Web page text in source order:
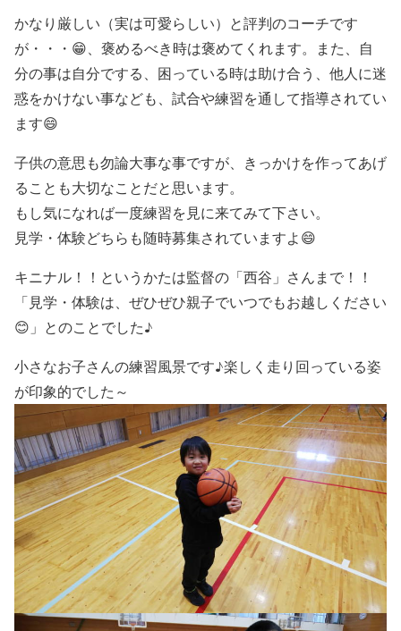
かなり厳しい（実は可愛らしい）と評判のコーチです
が・・・😁、褒めるべき時は褒めてくれます。また、自
分の事は自分でする、困っている時は助け合う、他人に迷
惑をかけない事なども、試合や練習を通して指導されてい
ます😄
子供の意思も勿論大事な事ですが、きっかけを作ってあげ
ることも大切なことだと思います。
もし気になれば一度練習を見に来てみて下さい。
見学・体験どちらも随時募集されていますよ😄
キニナル！！というかたは監督の「西谷」さんまで！！
「見学・体験は、ぜひぜひ親子でいつでもお越しください
😊」とのことでした♪
小さなお子さんの練習風景です♪楽しく走り回っている姿
が印象的でした～